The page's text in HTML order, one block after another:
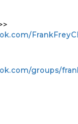
groups/